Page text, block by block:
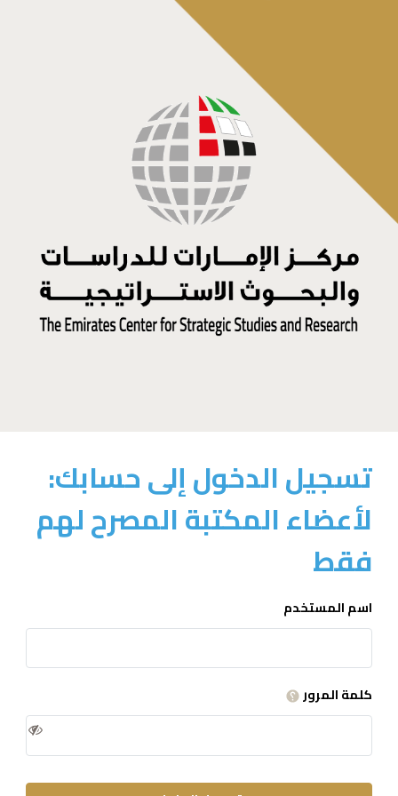
تسجيل الدخول إلى حسابك:
لأعضاء المكتبة المصرح لهم
فقط
اسم المستخدم
كلمة المرور